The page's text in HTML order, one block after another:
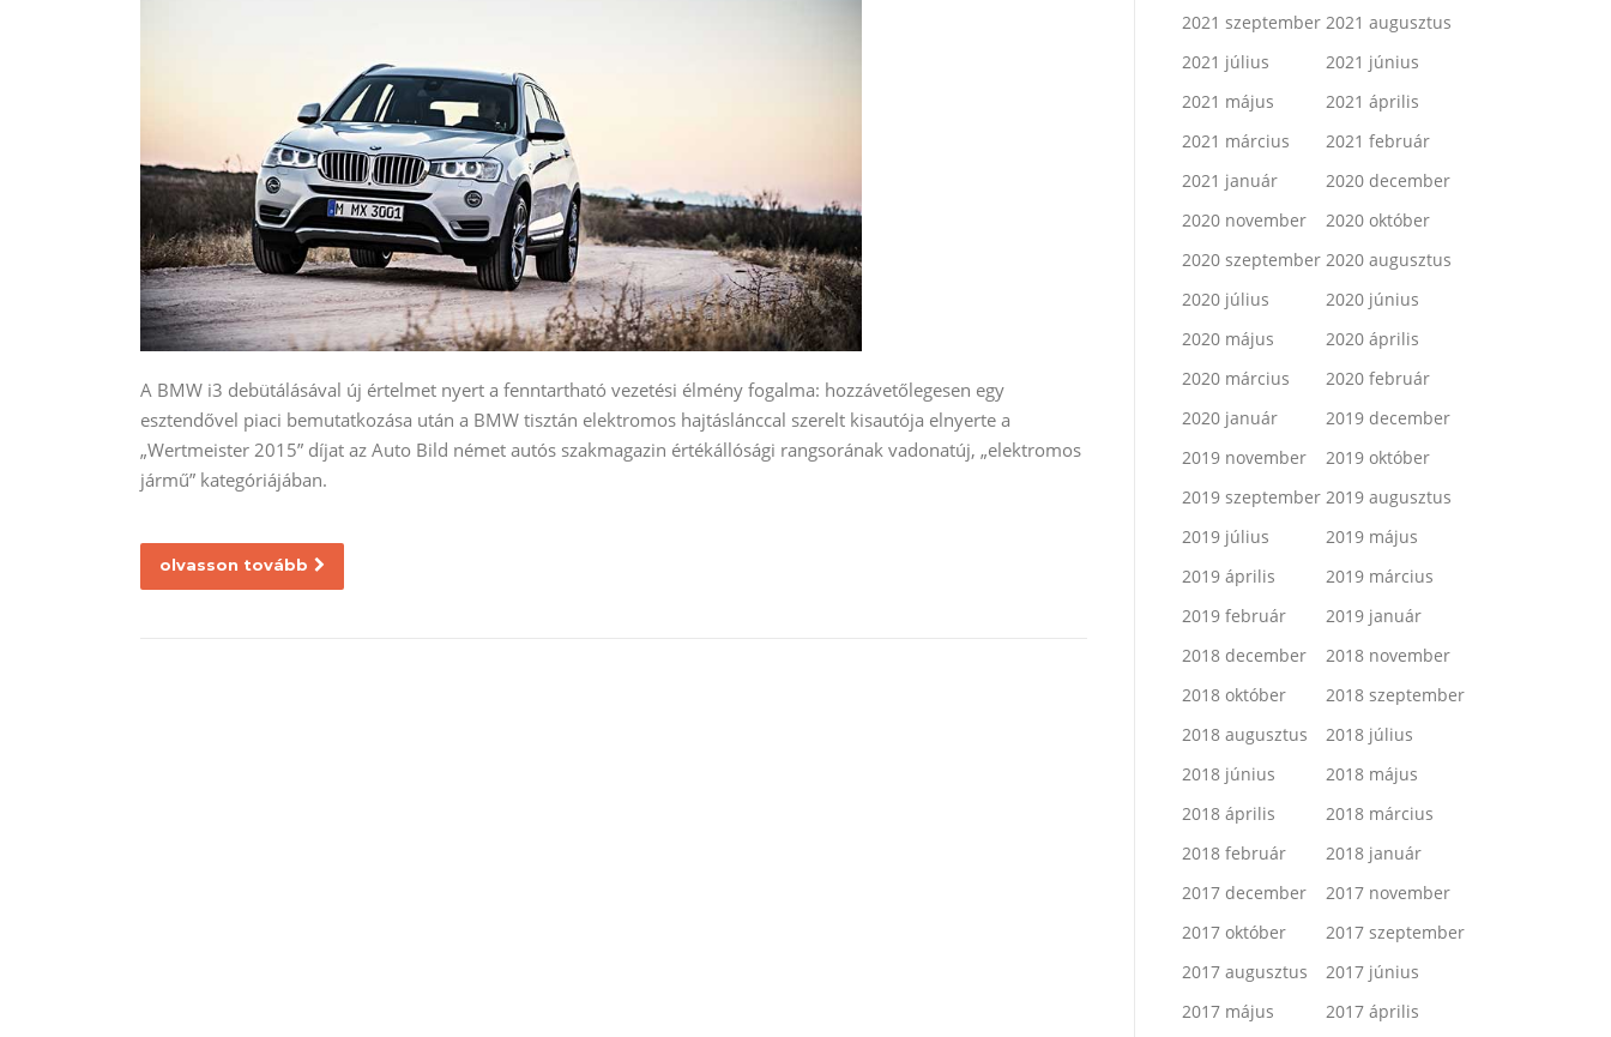
A BMW i3 debütálásával új értelmet nyert a fenntartható vezetési élmény fogalma: hozzávetőlegesen egy
esztendővel piaci bemutatkozása után a BMW tisztán elektromos hajtáslánccal szerelt kisautója elnyerte a
„Wertmeister 2015” díjat az Auto Bild német autós szakmagazin értékállósági rangsorának vadonatúj, „elektromos
jármű” kategóriájában.
olvasson tovább
2021 szeptember 2021 augusztus
2021 július
2021 június
2021 május
2021 április
2021 március
2021 február
2021 január
2020 december
2020 november
2020 október
2020 szeptember 2020 augusztus
2020 július
2020 június
2020 május
2020 április
2020 március
2020 február
2020 január
2019 december
2019 november
2019 október
2019 szeptember 2019 augusztus
2019 július
2019 május
2019 április
2019 március
2019 február
2019 január
2018 december
2018 november
2018 október
2018 szeptember
2018 augusztus
2018 július
2018 június
2018 május
2018 április
2018 március
2018 február
2018 január
2017 december
2017 november
2017 október
2017 szeptember
2017 augusztus
2017 június
2017 május
2017 április